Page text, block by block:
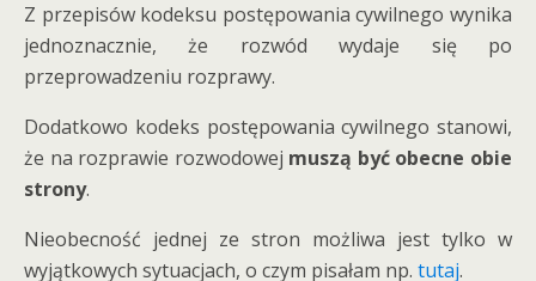
Z przepisów kodeksu postępowania cywilnego wynika
jednoznacznie, że rozwód wydaje się po
przeprowadzeniu rozprawy.
Dodatkowo kodeks postępowania cywilnego stanowi,
że na rozprawie rozwodowej muszą być obecne obie
strony.
Nieobecność jednej ze stron możliwa jest tylko w
wyjątkowych sytuacjach, o czym pisałam np. tutaj.